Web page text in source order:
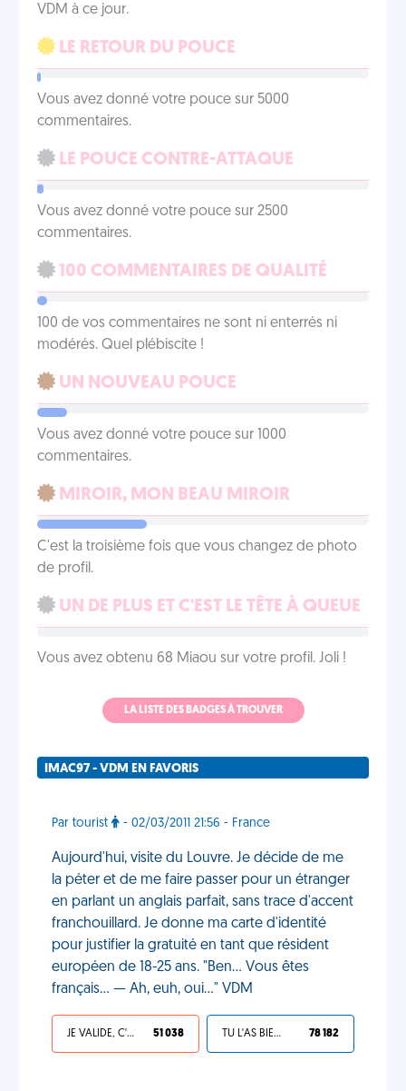
VDM à ce jour.
LE RETOUR DU POUCE
Vous avez donné votre pouce sur 5000
commentaires.
LE POUCE CONTRE-ATTAQUE
Vous avez donné votre pouce sur 2500
commentaires.
100 COMMENTAIRES DE QUALITÉ
100 de vos commentaires ne sont ni enterrés ni
modérés. Quel plébiscite !
UN NOUVEAU POUCE
Vous avez donné votre pouce sur 1000
commentaires.
MIROIR, MON BEAU MIROIR
C'est la troisième fois que vous changez de photo
de profil.
UN DE PLUS ET C'EST LE TÊTE À QUEUE
Vous avez obtenu 68 Miaou sur votre profil. Joli !
LA LISTE DES BADGES À TROUVER
IMAC97 - VDM EN FAVORIS
Par tourist - 02/03/2011 21:56 - France
Aujourd'hui, visite du Louvre. Je décide de me
la péter et de me faire passer pour un étranger
en parlant un anglais parfait, sans trace d'accent
franchouillard. Je donne ma carte d'identité
pour justifier la gratuité en tant que résident
européen de 18-25 ans. "Ben... Vous êtes
français... — Ah, euh, oui..." VDM
JE VALIDE, C'EST UNE VDM 51 038 TU L'AS BIEN MÉRITÉ 78 182